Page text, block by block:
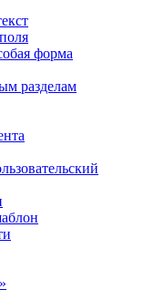
форма
разделам